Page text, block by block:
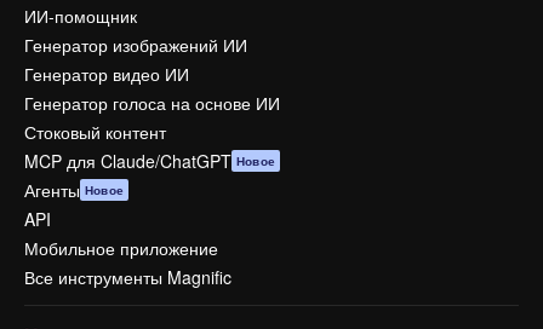
ИИ-помощник
Генератор изображений ИИ
Генератор видео ИИ
Генератор голоса на основе ИИ
Стоковый контент
MCP для Claude/ChatGPT Новое
Агенты Новое
API
Мобильное приложение
Все инструменты Magnific